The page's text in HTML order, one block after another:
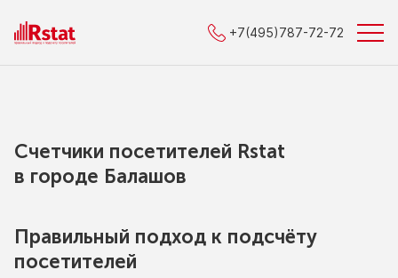
+7(495)787-72-72
Счетчики посетителей Rstat
в городe Балашов
Правильный подход к подсчёту
посетителей